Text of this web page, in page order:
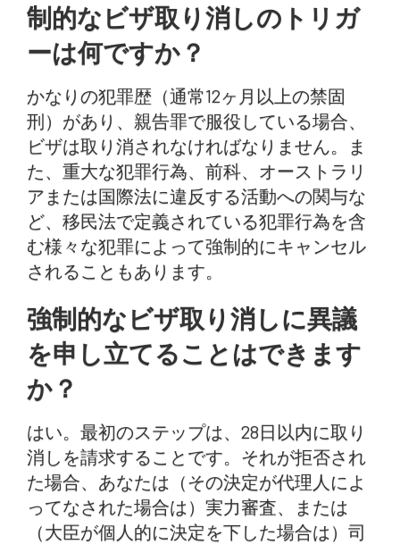
制的なビザ取り消しのトリガ
ーは何ですか？
かなりの犯罪歴（通常12ヶ月以上の禁固
刑）があり、親告罪で服役している場合、
ビザは取り消されなければなりません。ま
た、重大な犯罪行為、前科、オーストラリ
アまたは国際法に違反する活動への関与な
ど、移民法で定義されている犯罪行為を含
む様々な犯罪によって強制的にキャンセル
されることもあります。
強制的なビザ取り消しに異議
を申し立てることはできます
か？
はい。最初のステップは、28日以内に取り
消しを請求することです。それが拒否され
た場合、あなたは（その決定が代理人によ
ってなされた場合は）実力審査、または
（大臣が個人的に決定を下した場合は）司